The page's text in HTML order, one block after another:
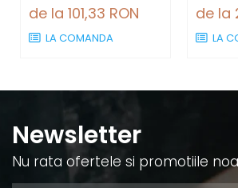
de la 101,33 RON
LA COMANDA
de la
LA
Newsletter
Nu rata ofertele si promotiile